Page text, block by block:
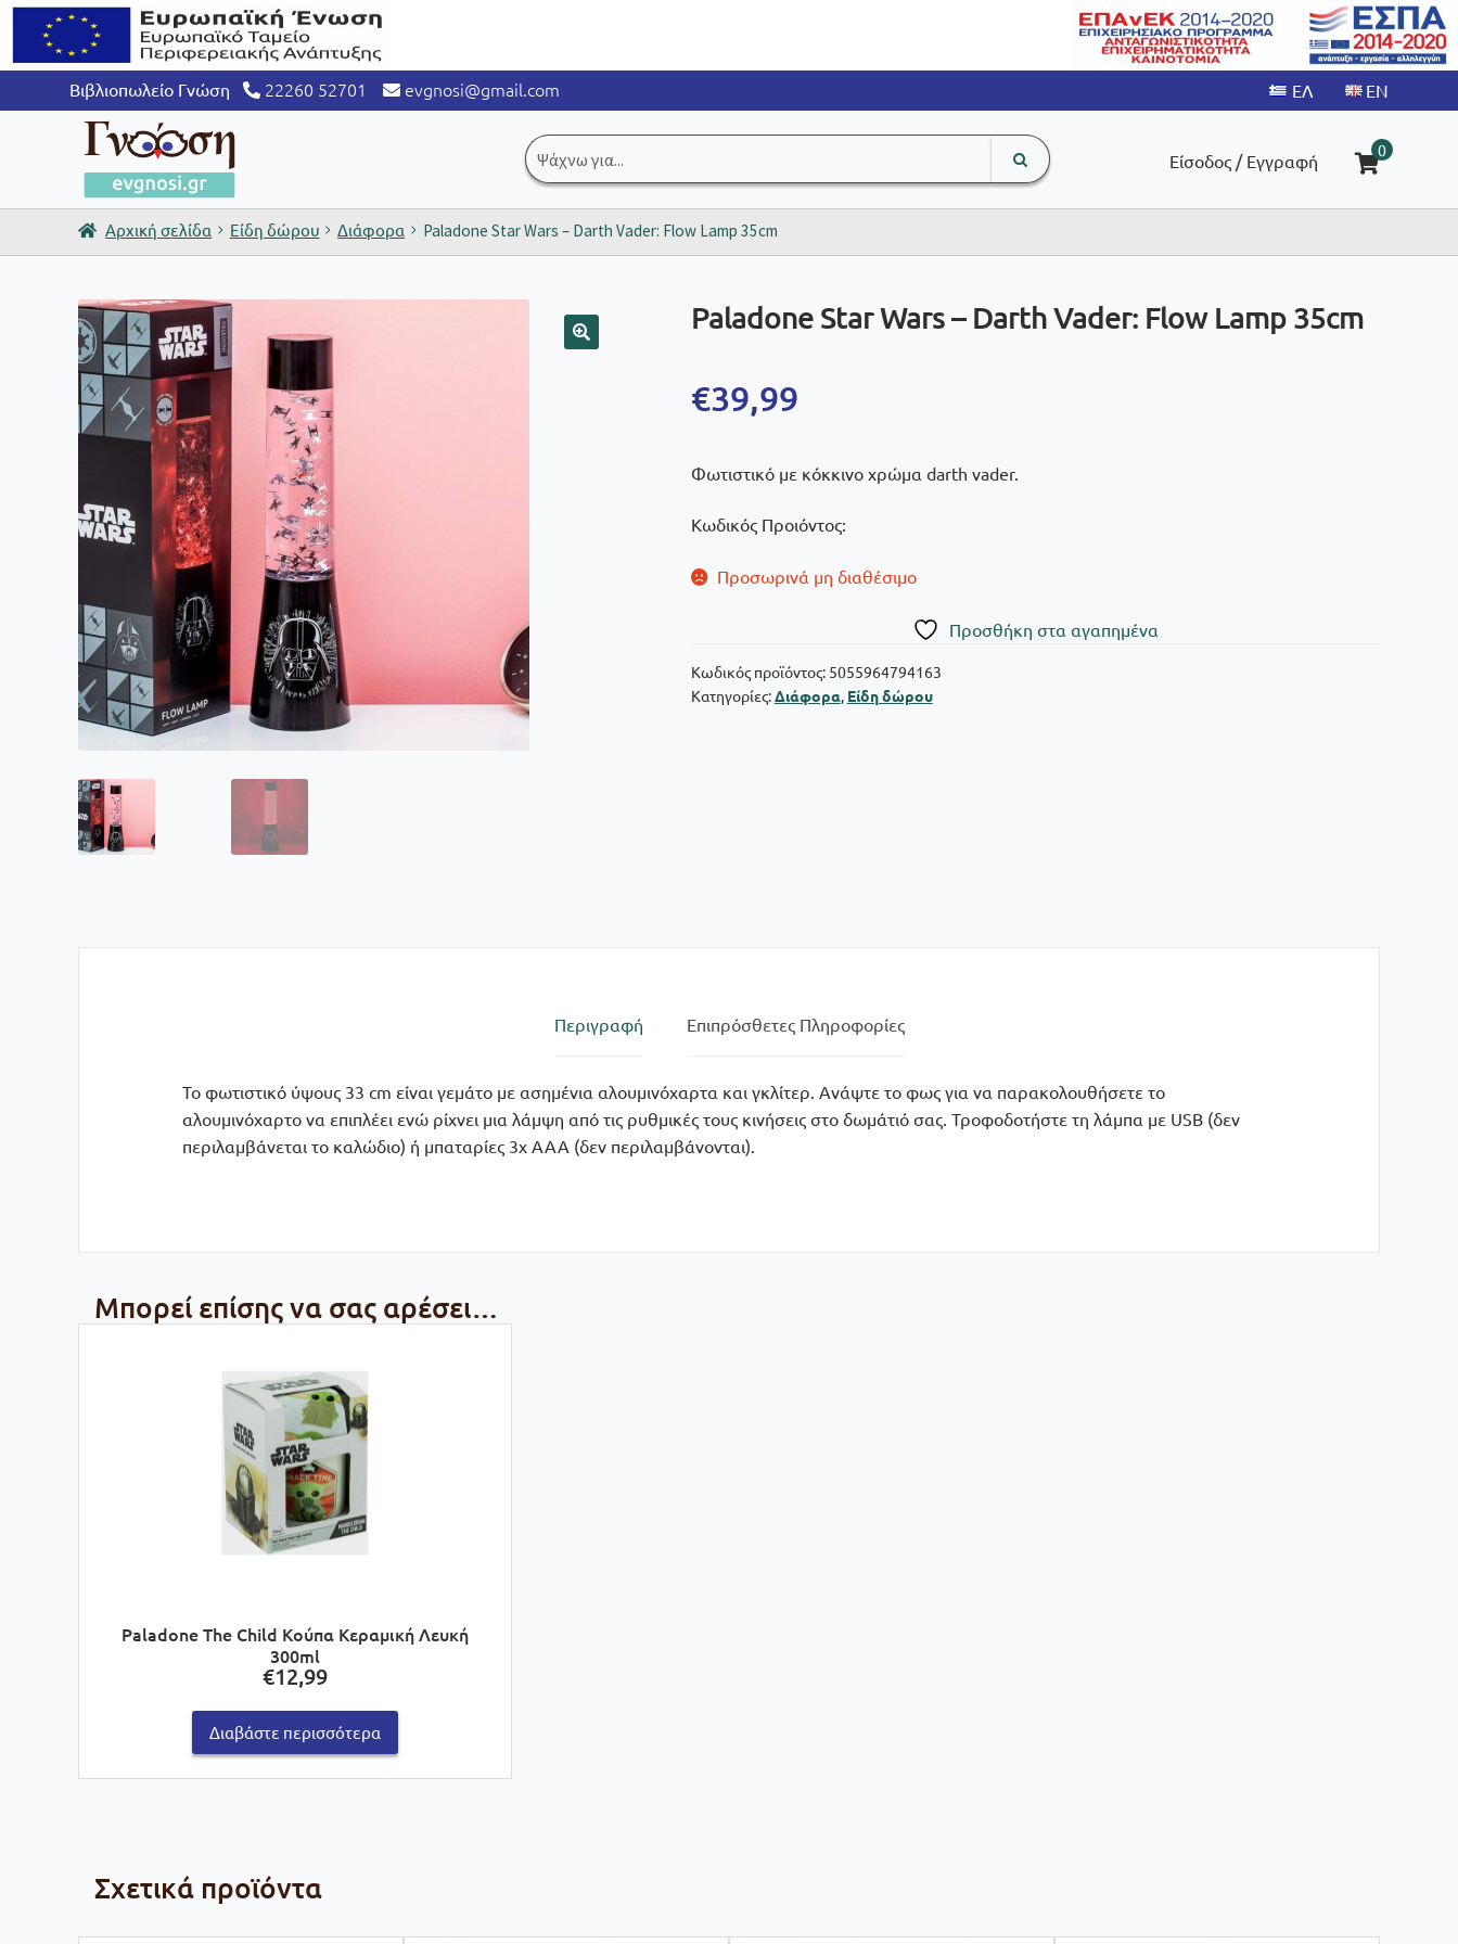
Βιβλιοπωλείο Γνώση 22260 52701 evgnosi@gmail.com
Αναζήτηση
για:
search
input
Είσοδος / Εγγραφή
0
Αρχική σελίδα Είδη δώρου Διάφορα Paladone Star Wars – Darth Vader: Flow Lamp 35cm
Paladone Star Wars – Darth Vader: Flow Lamp 35cm
€39,99
Φωτιστικό με κόκκινο χρώμα darth vader.
Κωδικός Προιόντος:
Προσωρινά μη διαθέσιμο
Πρoσθήκη στα αγαπημένα
Κωδικός προϊόντος: 5055964794163
Κατηγορίες:Διάφορα, Είδη δώρου
Περιγραφή Επιπρόσθετες Πληροφορίες
Το φωτιστικό ύψους 33 cm είναι γεμάτο με ασημένια αλουμινόχαρτα και γκλίτερ. Ανάψτε το φως για να παρακολουθήσετε το
αλουμινόχαρτο να επιπλέει ενώ ρίχνει μια λάμψη από τις ρυθμικές τους κινήσεις στο δωμάτιό σας. Τροφοδοτήστε τη λάμπα με USB (δεν
περιλαμβάνεται το καλώδιο) ή μπαταρίες 3x AAA (δεν περιλαμβάνονται).
Μπορεί επίσης να σας αρέσει…
Paladone The Child Κούπα Κεραμική Λευκή
300ml
€12,99
Διαβάστε περισσότερα
Σχετικά προϊόντα